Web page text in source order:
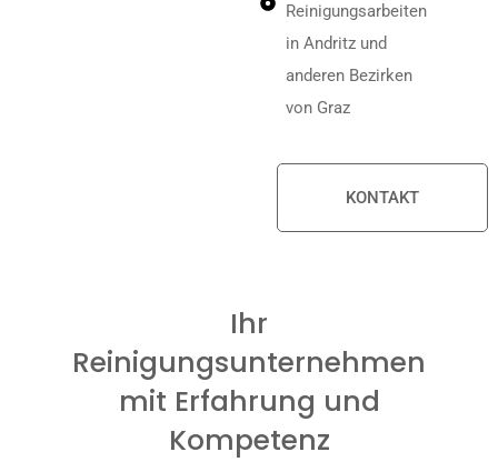
Reinigungsarbeiten
in Andritz und
anderen Bezirken
von Graz
KONTAKT
Ihr
Reinigungsunternehmen
mit Erfahrung und
Kompetenz